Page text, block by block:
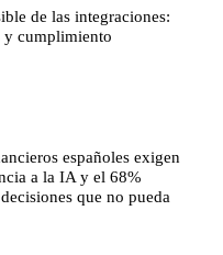
de las integraciones:
y cumplimiento
españoles exigen
a la IA y el 68%
que no pueda